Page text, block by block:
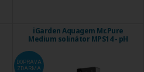
iGarden Aquagem Mr.Pure
Medium solinátor MPS14 - pH
DOPRAVA
ZDARMA